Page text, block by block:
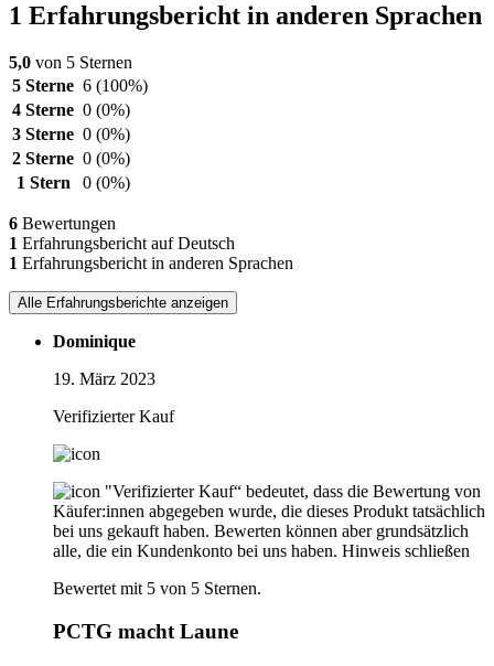
1 Erfahrungsbericht in anderen Sprachen
5,0 von 5 Sternen
5 Sterne 6 (100%)
4 Sterne 0 (0%)
3 Sterne 0 (0%)
2 Sterne 0 (0%)
1 Stern
0 (0%)
6 Bewertungen
1 Erfahrungsbericht auf Deutsch
1 Erfahrungsbericht in anderen Sprachen
Alle Erfahrungsberichte anzeigen
Dominique
19. März 2023
Verifizierter Kauf
"Verifizierter Kauf“ bedeutet, dass die Bewertung von
Käufer:innen abgegeben wurde, die dieses Produkt tatsächlich
bei uns gekauft haben. Bewerten können aber grundsätzlich
alle, die ein Kundenkonto bei uns haben. Hinweis schließen
Bewertet mit 5 von 5 Sternen.
PCTG macht Laune